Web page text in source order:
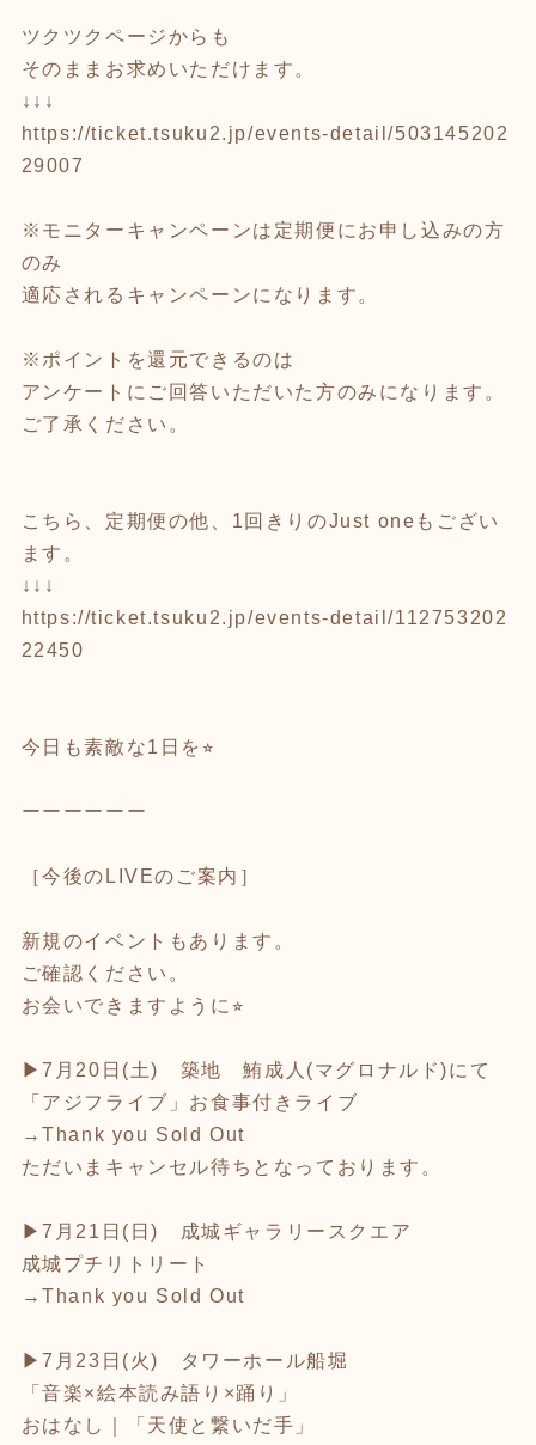
ツクツクページからも
そのままお求めいただけます。
↓↓↓
https://ticket.tsuku2.jp/events-detail/503145202
29007
※モニターキャンペーンは定期便にお申し込みの方
のみ
適応されるキャンペーンになります。
※ポイントを還元できるのは
アンケートにご回答いただいた方のみになります。
ご了承ください。
こちら、定期便の他、1回きりのJust oneもござい
ます。
↓↓↓
https://ticket.tsuku2.jp/events-detail/112753202
22450
今日も素敵な1日を⭐︎
ーーーーーー
［今後のLIVEのご案内］
新規のイベントもあります。
ご確認ください。
お会いできますように⭐︎
▶︎7月20日(土) 築地 鮪成人(マグロナルド)にて
「アジフライブ」お食事付きライブ
→Thank you Sold Out
ただいまキャンセル待ちとなっております。
▶︎7月21日(日) 成城ギャラリースクエア
成城プチリトリート
→Thank you Sold Out
▶︎7月23日(火) タワーホール船堀
「音楽×絵本読み語り×踊り」
おはなし｜「天使と繋いだ手」